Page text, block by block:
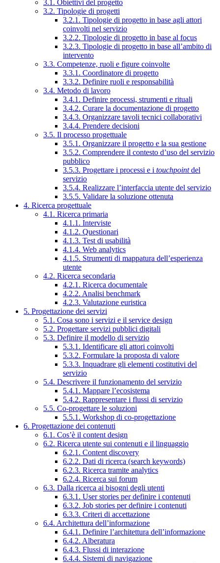
3.1. Obiettivi del progetto
3.2. Tipologie di progetti
3.2.1. Tipologie di progetto in base agli attori
coinvolti nel servizio
3.2.2. Tipologie di progetto in base al focus
3.2.3. Tipologie di progetto in base all’ambito di
intervento
3.3. Competenze, ruoli e figure coinvolte
3.3.1. Coordinatore di progetto
3.3.2. Definire ruoli e responsabilità
3.4. Metodo di lavoro
3.4.1. Definire processi, strumenti e rituali
3.4.2. Curare la documentazione di progetto
3.4.3. Organizzare tavoli tecnici collaborativi
3.4.4. Prendere decisioni
3.5. Il processo progettuale
3.5.1. Organizzare il progetto e la sua gestione
3.5.2. Comprendere il contesto d’uso del servizio
pubblico
3.5.3. Progettare i processi e i touchpointdel
servizio
3.5.4. Realizzare l’interfaccia utente del servizio
3.5.5. Validare la soluzione ottenuta
4. Ricerca progettuale
4.1. Ricerca primaria
4.1.1. Interviste
4.1.2. Questionari
4.1.3. Test di usabilità
4.1.4. Web analytics
4.1.5. Strumenti di mappatura dell’esperienza
utente
4.2. Ricerca secondaria
4.2.1. Ricerca documentale
4.2.2. Analisi benchmark
4.2.3. Valutazione euristica
5. Progettazione dei servizi
5.1. Cosa sono i servizi e il service design
5.2. Progettare servizi pubblici digitali
5.3. Definire il modello di servizio
5.3.1. Identificare gli attori coinvolti
5.3.2. Formulare la proposta di valore
5.3.3. Inquadrare gli elementi costitutivi del
servizio
5.4. Descrivere il funzionamento del servizio
5.4.1. Mappare l’ecosistema
5.4.2. Rappresentare i flussi di servizio
5.5. Co-progettare le soluzioni
5.5.1. Workshop di co-progettazione
6. Progettazione dei contenuti
6.1. Cos’è il content design
6.2. Ricerca utente sui contenuti e il linguaggio
6.2.1. Content discovery
6.2.2. Dati di ricerca (search keywords)
6.2.3. Ricerca tramite analytics
6.2.4. Ricerca sui forum
6.3. Dalla ricerca ai bisogni degli utenti
6.3.1. User stories per definire i contenuti
6.3.2. Job stories per definire i contenuti
6.3.3. Criteri di accettazione
6.4. Architettura dell’informazione
6.4.1. Definire l’architettura dell’informazione
6.4.2. Alberatura
6.4.3. Flussi di interazione
6.4.4. Sistemi di navigazione